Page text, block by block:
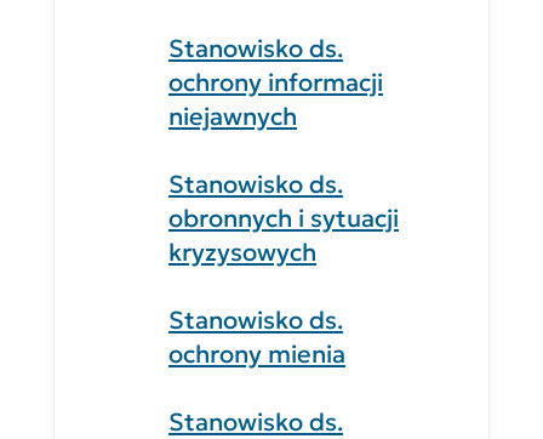
Stanowisko ds.
ochrony informacji
niejawnych
Stanowisko ds.
obronnych i sytuacji
kryzysowych
Stanowisko ds.
ochrony mienia
Stanowisko ds.